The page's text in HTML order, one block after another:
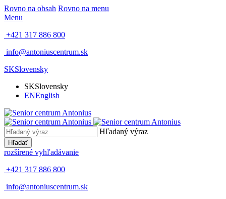
Rovno na obsah Rovno na menu
Menu
+421 317 886 800
info@antoniuscentrum.sk
SKSlovensky
SKSlovensky
ENEnglish
Hľadaný výraz
Hľadať
rozšírené vyhľadávanie
+421 317 886 800
info@antoniuscentrum.sk